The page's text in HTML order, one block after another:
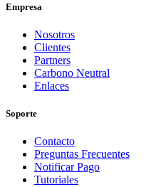
Empresa
Nosotros
Clientes
Partners
Carbono Neutral
Enlaces
Soporte
Contacto
Preguntas Frecuentes
Notificar Pago
Tutoriales